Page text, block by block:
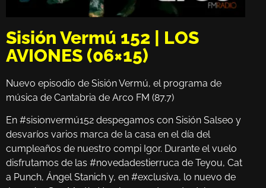
Sisión Vermú 152 | LOS
AVIONES (06×15)
Nuevo episodio de Sisión Vermú, el programa de
música de Cantabria de Arco FM (87.7)
En #sisionvermú152 despegamos con Sisión Salseo y
desvaríos varios marca de la casa en el día del
cumpleaños de nuestro compi Igor. Durante el vuelo
disfrutamos de las #novedadestierruca de Teyou, Cat
a Punch, Ángel Stanich y, en #exclusiva, lo nuevo de